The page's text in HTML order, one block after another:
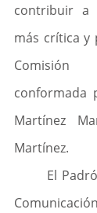
contribuir a
más crítica y
conformada
Martínez
Martínez.